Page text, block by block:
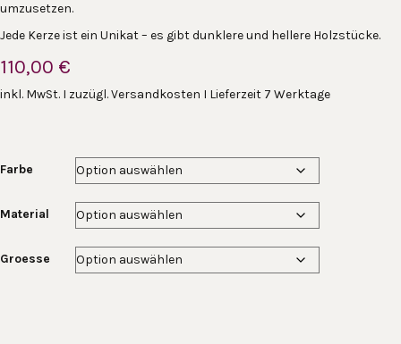
umzusetzen.
Jede Kerze ist ein Unikat – es gibt dunklere und hellere Holzstücke.
110,00 €
inkl. MwSt. I zuzügl. Versandkosten I Lieferzeit 7 Werktage
Farbe
Material
Groesse